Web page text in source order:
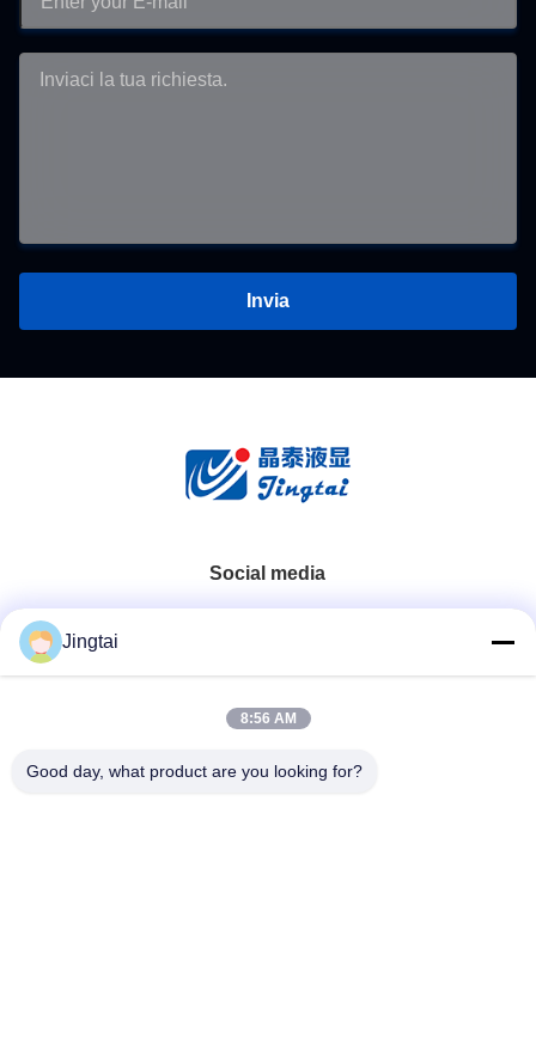
Invia
Social media
0086-755-27491128
Jingtai
8:56 AM
Good day, what product are you looking for?